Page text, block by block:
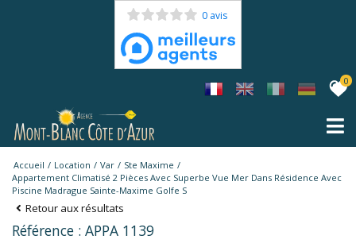
0 avis
0
Accueil Location Var
Ste Maxime
Appartement Climatisé 2 Pièces Avec Superbe Vue Mer Dans Résidence Avec
Piscine Madrague Sainte-Maxime Golfe S
Retour aux résultats
Référence : APPA 1139